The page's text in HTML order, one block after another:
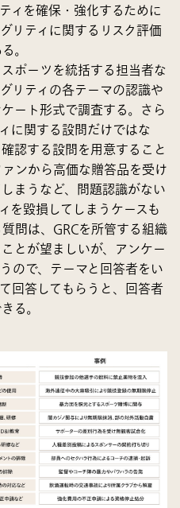
ィを確保・強化するために
リティに関するリスク評価
。
ポーツを統括する担当者な
リティの各テーマの認識や
ート形式で調査する。さら
に関する設問だけではな
認する設問を用意すること
ンから高価な贈答品を受け
まうなど、問題認識がない
を毀損してしまうケースも
問は、GRCを所管する組織
とが望ましいが、アンケー
ので、テーマと回答者をい
回答してもらうと、回答者
る。